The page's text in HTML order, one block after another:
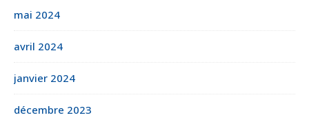
mai 2024
avril 2024
janvier 2024
décembre 2023